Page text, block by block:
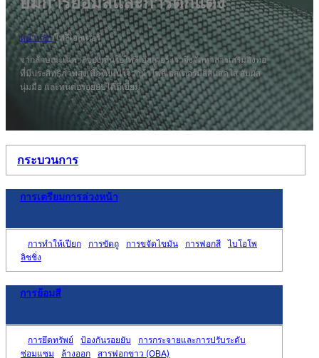
หน้าหลัก/โพลีเอสเตอร์
จากลักษณะเฉพาะของเส้นใยโพลีเอสเตอร์ เราจึงจัดหาสารเสริมสิ่งทอ
ที่มีประสิทธิภาพสูงเพื่อให้แน่ใจว่าผ้าโพลีเอสเตอร์มีสีสันสดใส สัมผัส
นุ่มมือ และทนต่อรอยยับได้ดีเยี่ยม
กระบวนการ
การเตรียมการล่วงหน้า
การทำให้เปียก การขัดถู การขจัดไขมัน การฟอกสี
ไบโอโพ
ลิชชิ่ง
การย้อมสี
การยึดทรัพย์ ป้องกันรอยยับ
การกระจายและการปรับระดับ
ซ่อมแซม
ล้างออก สารฟอกขาว (OBA)